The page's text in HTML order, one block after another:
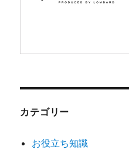
カテゴリー
お役立ち知識